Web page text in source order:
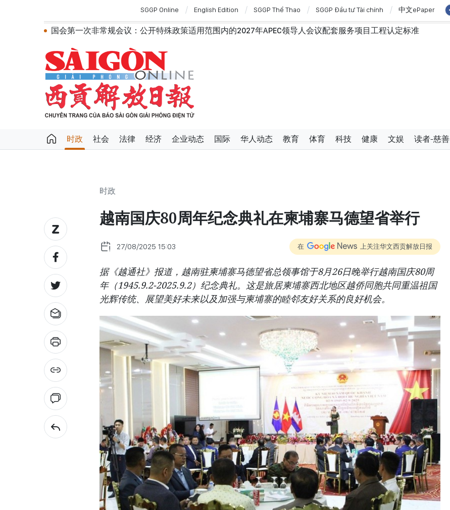
SGGP Online English Edition SGGP Thể Thao SGGP Đầu tư Tài chính 中文ePaper
国会第一次非常规会议：公开特殊政策适用范围内的2027年APEC领导人会议配套服务项目工程认定标准
越南国会主席陈青敏会见美国驻越南大使詹妮弗·威克斯
越南共产党中央总书记、国家主席苏林将对澳大利亚和新西兰进行国事访问
政府总理黎明兴：网络安全必须做到“维护系统”与“保护人员”紧密结合
越南政府总理黎明兴会见马来西亚国防部长
党中央总书记、国家主席苏林：越南与马来西亚关系日益活跃
党中央总书记、国家主席苏林：建设一部科学严谨、简明精炼、便于执行且具有长远生命力的党章
苏林总书记、国家主席会见东盟国家驻河内使节：共同建设团结、自强的东盟共同体
时政
社会 法律 经济 企业动态 国际 华人动态 教育 体育 科技 健康 文娱 读者-慈善
时政
越南国庆80周年纪念典礼在柬埔寨马德望省举行
27/08/2025 15:03 在 上关注华文西贡解放日报
据《越通社》报道，越南驻柬埔寨马德望省总领事馆于8月26日晚举行越南国庆80周
年（1945.9.2-2025.9.2）纪念典礼。这是旅居柬埔寨西北地区越侨同胞共同重温祖国
光辉传统、展望美好未来以及加强与柬埔寨的睦邻友好关系的良好机会。